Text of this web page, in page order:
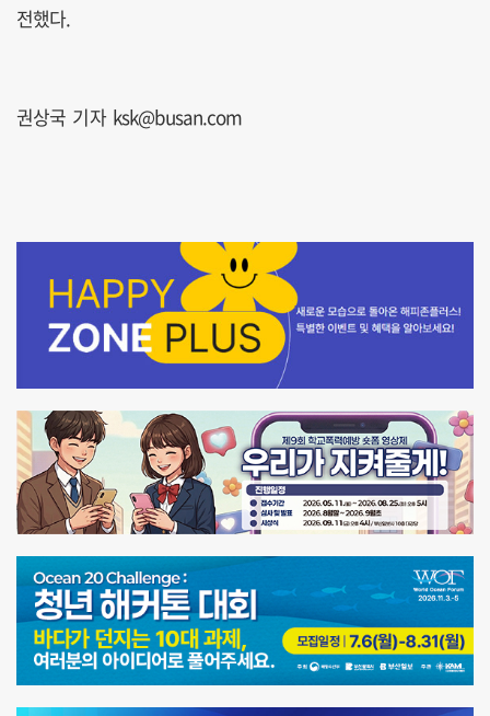
전했다.
권상국 기자 ksk@busan.com